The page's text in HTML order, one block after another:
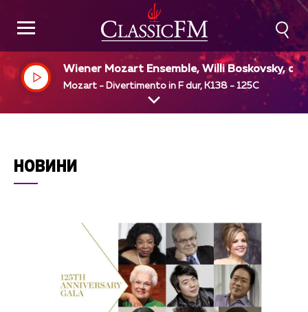
Wiener Mozart Ensemble, Willi Boskovsky, dir
Mozart - Divertimento in F dur, K138 - 125C
НОВИНИ